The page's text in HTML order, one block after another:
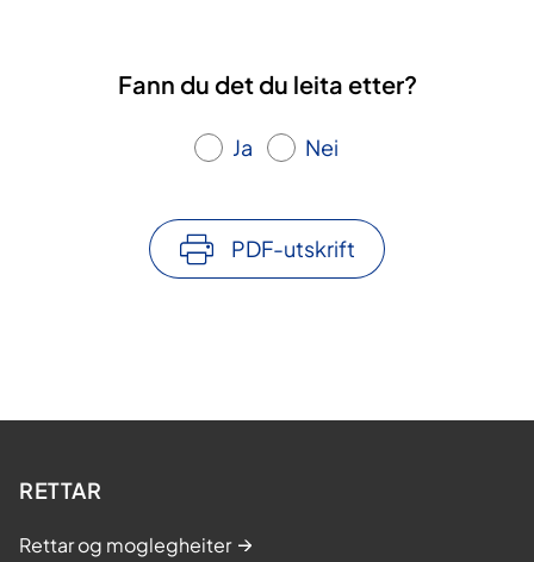
Fann du det du leita etter?
Ja Nei
PDF-utskrift
RETTAR
Rettar og moglegheiter